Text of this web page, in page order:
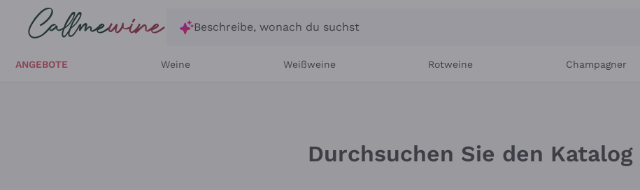
Zum Hauptinhalt springen
Beschreibe, wonach du suchst
ANGEBOTE Weine Weißweine Rotweine Champagner
Durchsuchen Sie den Katalog